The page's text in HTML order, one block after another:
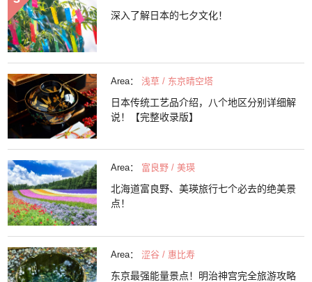
深入了解日本的七夕文化！
Area： 浅草 / 东京晴空塔
日本传统工艺品介绍，八个地区分别详细解
说！【完整收录版】
Area： 富良野 / 美瑛
北海道富良野、美瑛旅行七个必去的绝美景
点！
Area： 涩谷 / 惠比寿
东京最强能量景点！明治神宫完全旅游攻略